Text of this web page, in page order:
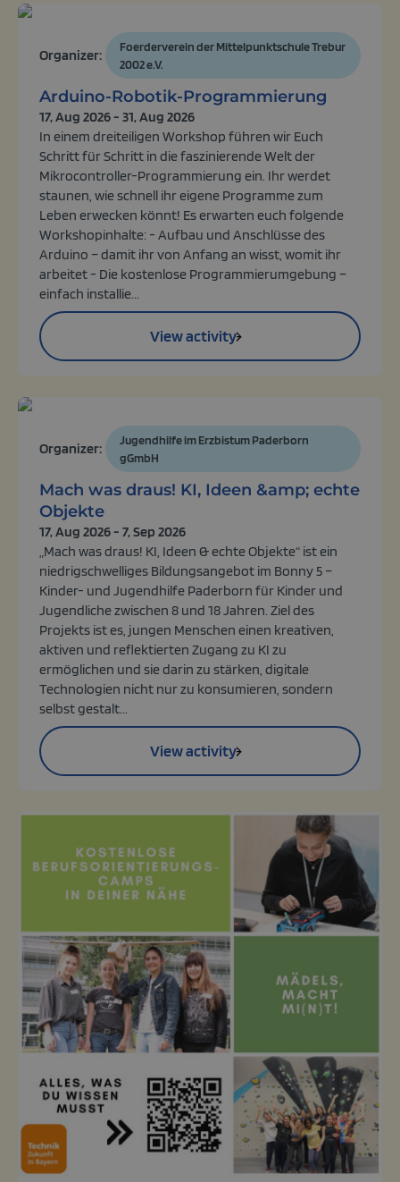
Organizer:
Foerderverein der Mittelpunktschule Trebur
2002 e.V.
Arduino-Robotik-Programmierung
17, Aug 2026 - 31, Aug 2026
In einem dreiteiligen Workshop führen wir Euch
Schritt für Schritt in die faszinierende Welt der
Mikrocontroller-Programmierung ein. Ihr werdet
staunen, wie schnell ihr eigene Programme zum
Leben erwecken könnt! Es erwarten euch folgende
Workshopinhalte: - Aufbau und Anschlüsse des
Arduino – damit ihr von Anfang an wisst, womit ihr
arbeitet - Die kostenlose Programmierumgebung –
einfach installie...
View activity
Organizer:
Jugendhilfe im Erzbistum Paderborn
gGmbH
Mach was draus! KI, Ideen &amp; echte
Objekte
17, Aug 2026 - 7, Sep 2026
„Mach was draus! KI, Ideen & echte Objekte“ ist ein
niedrigschwelliges Bildungsangebot im Bonny 5 –
Kinder- und Jugendhilfe Paderborn für Kinder und
Jugendliche zwischen 8 und 18 Jahren. Ziel des
Projekts ist es, jungen Menschen einen kreativen,
aktiven und reflektierten Zugang zu KI zu
ermöglichen und sie darin zu stärken, digitale
Technologien nicht nur zu konsumieren, sondern
selbst gestalt...
View activity